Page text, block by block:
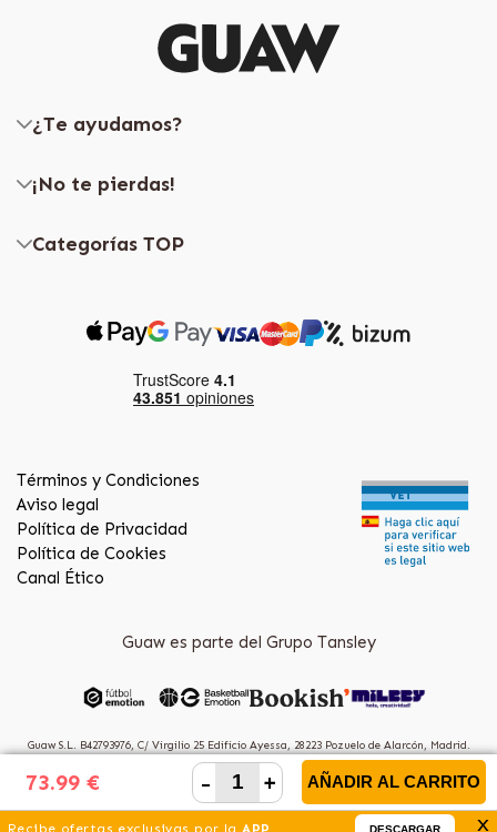
73.99 € - + AÑADIR AL CARRITO
Recibe ofertas exclusivas por laAPP DESCARGAR x
¿Te ayudamos?
¡No te pierdas!
Categorías TOP
Términos y Condiciones
Aviso legal
Política de Privacidad
Política de Cookies
Canal Ético
Guaw es parte del Grupo Tansley
Guaw S.L. B42793976, C/ Virgilio 25 Edificio Ayessa, 28223 Pozuelo de Alarcón, Madrid.
(Spain)